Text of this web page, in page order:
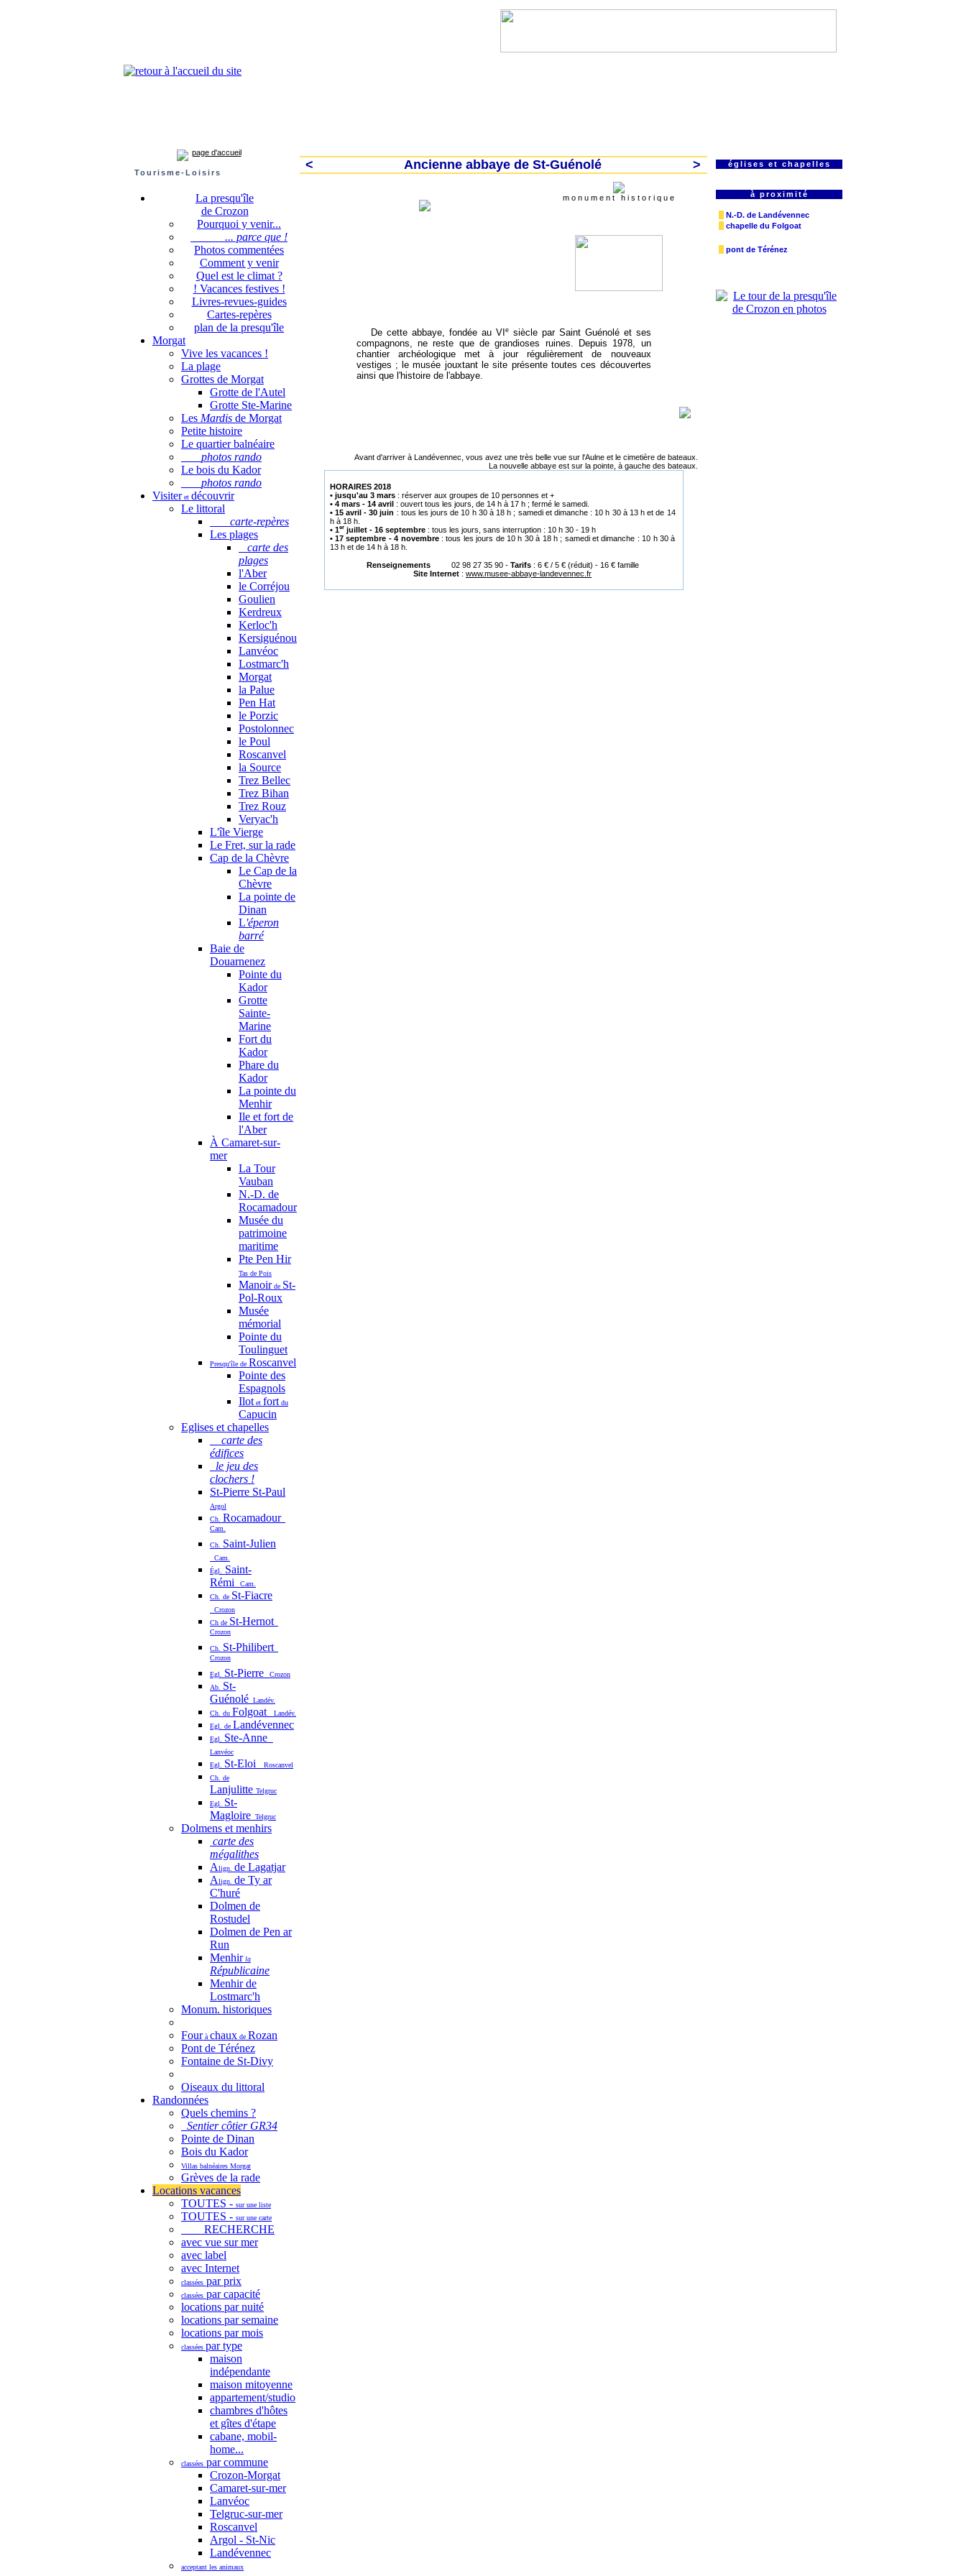
page d'accueil
Tourisme-Loisirs
La presqu'île
de Crozon
Pourquoi y venir...
... parce que !
Photos commentées
Comment y venir
Quel est le climat ?
! Vacances festives !
Livres-revues-guides
Cartes-repères
plan de la presqu'île
Morgat
Vive les vacances !
La plage
Grottes de Morgat
Grotte de l'Autel
Grotte Ste-Marine
Les Mardis de Morgat
Petite histoire
Le quartier balnéaire
photos rando
Le bois du Kador
photos rando
Visiteret découvrir
Le littoral
carte-repères
Les plages
carte des
plages
l'Aber
le Corréjou
Goulien
Kerdreux
Kerloc'h
Kersiguénou
Lanvéoc
Lostmarc'h
Morgat
la Palue
Pen Hat
le Porzic
Postolonnec
le Poul
Roscanvel
la Source
Trez Bellec
Trez Bihan
Trez Rouz
Veryac'h
L'île Vierge
Le Fret, sur la rade
Cap de la Chèvre
Le Cap de la
Chèvre
La pointe de
Dinan
L'éperon
barré
Baie de
Douarnenez
Pointe du
Kador
Grotte
Sainte-
Marine
Fort du
Kador
Phare du
Kador
La pointe du
Menhir
Ile et fort de
l'Aber
À Camaret-sur-
mer
La Tour
Vauban
N.-D. de
Rocamadour
Musée du
patrimoine
maritime
Pte Pen Hir
Tas de Pois
Manoirde St-
Pol-Roux
Musée
mémorial
Pointe du
Toulinguet
Presqu'île de Roscanvel
Pointe des
Espagnols
Ilot et fort du
Capucin
Eglises et chapelles
carte des
édifices
le jeu des
clochers !
St-Pierre St-Paul
Argol
Ch. Rocamadour
Cam.
Ch. Saint-Julien
Cam.
Égl.
Saint-
Rémi
Cam.
Ch. de St-Fiacre
Crozon
Ch de St-Hernot
Crozon
Ch. St-Philibert
Crozon
Egl. St-Pierre
Crozon
Ab. St-
Guénolé Landév.
Ch. du Folgoat
Landév.
Egl. de Landévennec
Egl. Ste-Anne
Lanvéoc
Egl. St-Eloi
Roscanvel
Ch. de
Lanjulitte Telgruc
Egl. St-
Magloire Telgruc
Dolmens et menhirs
carte des
mégalithes
Align. de Lagatjar
Align. de Ty ar
C'huré
Dolmen de
Rostudel
Dolmen de Pen ar
Run
Menhirla
Républicaine
Menhir de
Lostmarc'h
Monum. historiques
Fourà chaux de Rozan
Pont de Térénez
Fontaine de St-Divy
Oiseaux du littoral
Randonnées
Quels chemins ?
Sentier côtier GR34
Pointe de Dinan
Bois du Kador
Villas balnéaires Morgat
Grèves de la rade
Locations vacances
TOUTES - sur une liste
TOUTES - sur une carte
RECHERCHE
avec vue sur mer
avec label
avec Internet
classées par prix
classées par capacité
locations par nuité
locations par semaine
locations par mois
classées par type
maison
indépendante
maison mitoyenne
appartement/studio
chambres d'hôtes
et gîtes d'étape
cabane, mobil-
home...
classées par commune
Crozon-Morgat
Camaret-sur-mer
Lanvéoc
Telgruc-sur-mer
Roscanvel
Argol - St-Nic
Landévennec
acceptant les animaux
< Ancienne abbaye de St-Guénolé >
m o n u m e n t h i s t o r i q u e
De cette abbaye, fondée au VI esiècle par Saint Guénolé et ses
compagnons, ne reste que de grandioses ruines. Depuis 1978, un
chantier archéologique met à jour régulièrement de nouveaux
vestiges ; le musée jouxtant le site présente toutes ces découvertes
ainsi que l'histoire de l'abbaye.
Avant d'arriver à Landévennec, vous avez une très belle vue sur l'Aulne et le cimetière de bateaux.
La nouvelle abbaye est sur la pointe, à gauche des bateaux.
HORAIRES 2018
• jusqu'au 3 mars: réserver aux groupes de 10 personnes et +
• 4 mars - 14 avril: ouvert tous les jours, de 14 h à 17 h ; fermé le samedi.
• 15 avril - 30 juin : tous les jours de 10 h 30 à 18 h ; samedi et dimanche : 10 h 30 à 13 h et de 14
h à 18 h.
• 1erjuillet - 16 septembre: tous les jours, sans interruption : 10 h 30 - 19 h
• 17 septembre - 4 novembre: tous les jours de 10 h 30 à 18 h ; samedi et dimanche : 10 h 30 à
13 h et de 14 h à 18 h.
Renseignements 02 98 27 35 90 - Tarifs: 6 € / 5 € (réduit) - 16 € famille
Site Internet : www.musee-abbaye-landevennec.fr
églises et chapelles
à proximité
N.-D. de Landévennec
chapelle du Folgoat
pont de Térénez